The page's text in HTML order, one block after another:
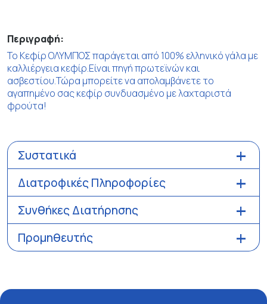
Περιγραφή:
Το Κεφίρ ΟΛΥΜΠΟΣ παράγεται από 100% ελληνικό γάλα με
καλλιέργεια κεφίρ.Είναι πηγή πρωτεϊνών και
ασβεστίου.Τώρα μπορείτε να απολαμβάνετε το
αγαπημένο σας κεφίρ συνδυασμένο με λαχταριστά
φρούτα!
Συστατικά
Διατροφικές Πληροφορίες
Συνθήκες Διατήρησης
Προμηθευτής